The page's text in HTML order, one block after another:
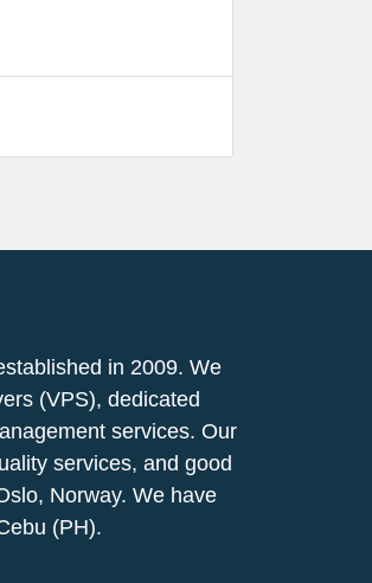
in 2009. We
(VPS), dedicated
services. Our
services, and good
Norway. We have
(PH).